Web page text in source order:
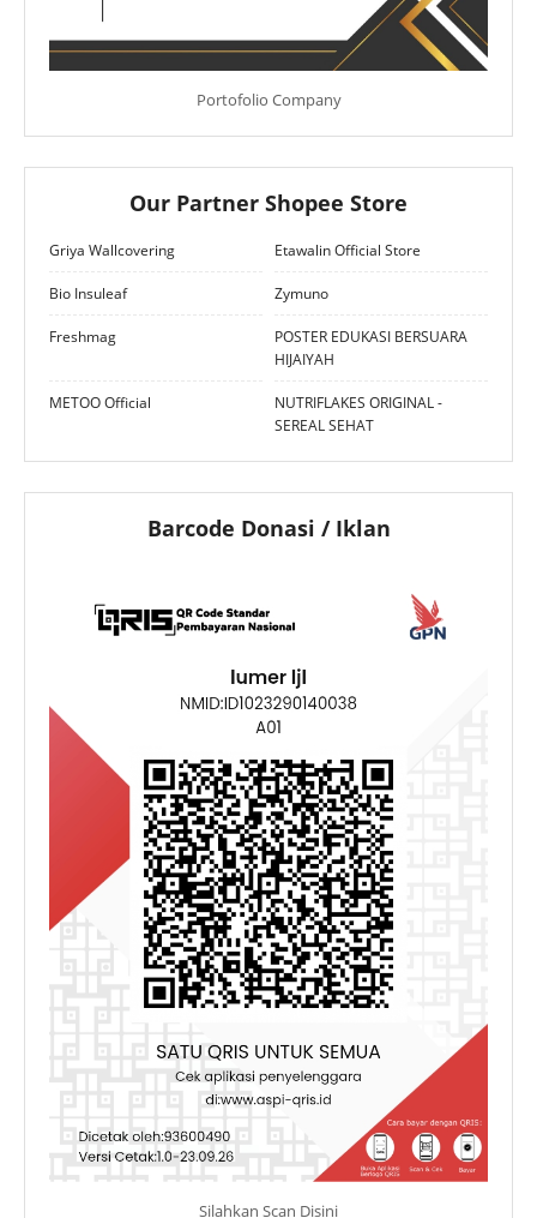
Portofolio Company
Our Partner Shopee Store
Griya Wallcovering Etawalin Official Store
Bio Insuleaf Zymuno
Freshmag
POSTER EDUKASI BERSUARA
HIJAIYAH
METOO Official
NUTRIFLAKES ORIGINAL -
SEREAL SEHAT
Barcode Donasi / Iklan
Silahkan Scan Disini